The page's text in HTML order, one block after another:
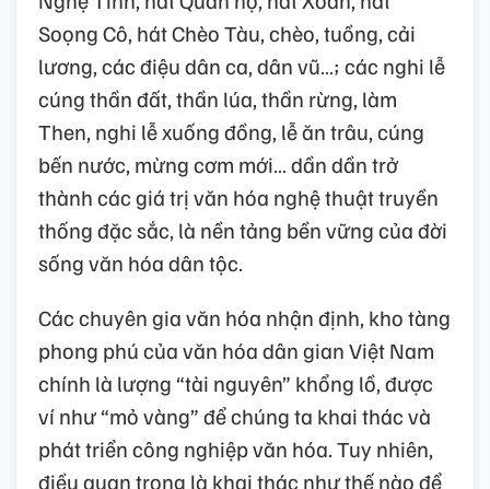
Soọng Cô, hát Chèo Tàu, chèo, tuồng, cải
lương, các điệu dân ca, dân vũ…; các nghi lễ
cúng thần đất, thần lúa, thần rừng, làm
Then, nghi lễ xuống đồng, lễ ăn trâu, cúng
bến nước, mừng cơm mới… dần dần trở
thành các giá trị văn hóa nghệ thuật truyền
thống đặc sắc, là nền tảng bền vững của đời
sống văn hóa dân tộc.
Các chuyên gia văn hóa nhận định, kho tàng
phong phú của văn hóa dân gian Việt Nam
chính là lượng “tài nguyên” khổng lồ, được
ví như “mỏ vàng” để chúng ta khai thác và
phát triển công nghiệp văn hóa. Tuy nhiên,
điều quan trọng là khai thác như thế nào để